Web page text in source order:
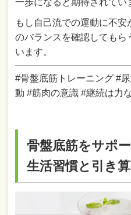
もし自己流での運動に不
のバランスを確認してもら
います。
#骨盤底筋トレーニング #
動 #筋肉の意識 #継続は力
骨盤底筋をサポ
生活習慣と引き